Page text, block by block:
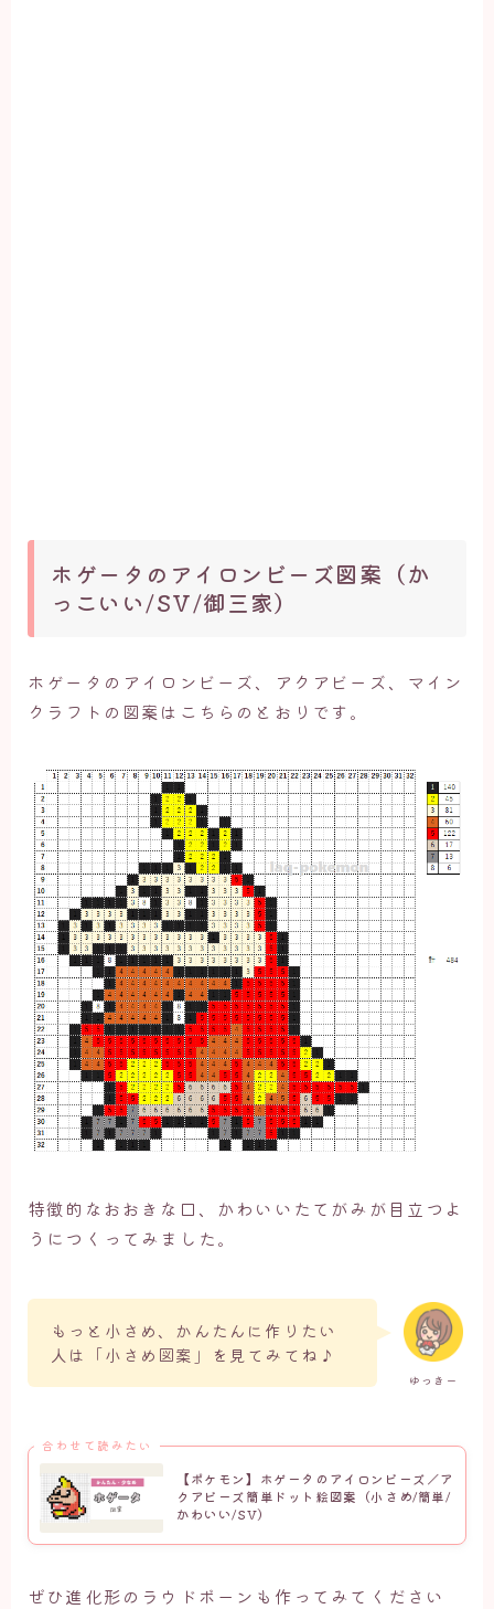
ホゲータのアイロンビーズ図案（か
っこいい/SV/御三家）
ホゲータのアイロンビーズ、アクアビーズ、マイン
クラフトの図案はこちらのとおりです。
特徴的なおおきな口、かわいいたてがみが目立つよ
うにつくってみました。
ゆっきー
もっと小さめ、かんたんに作りたい
人は「小さめ図案」を見てみてね♪
合わせて読みたい
【ポケモン】ホゲータのアイロンビーズ／ア
クアビーズ簡単ドット絵図案（小さめ/簡単/
かわいい/SV）
ぜひ進化形のラウドボーンも作ってみてください